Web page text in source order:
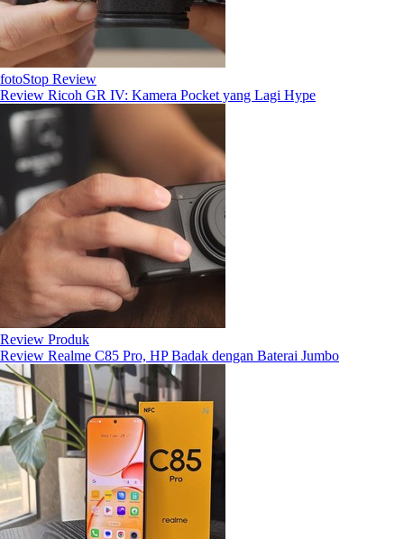
fotoStop Review
Review Ricoh GR IV: Kamera Pocket yang Lagi Hype
Review Produk
Review Realme C85 Pro, HP Badak dengan Baterai Jumbo